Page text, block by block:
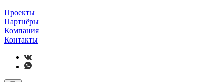
Проекты
Партнёры
Компания
Контакты